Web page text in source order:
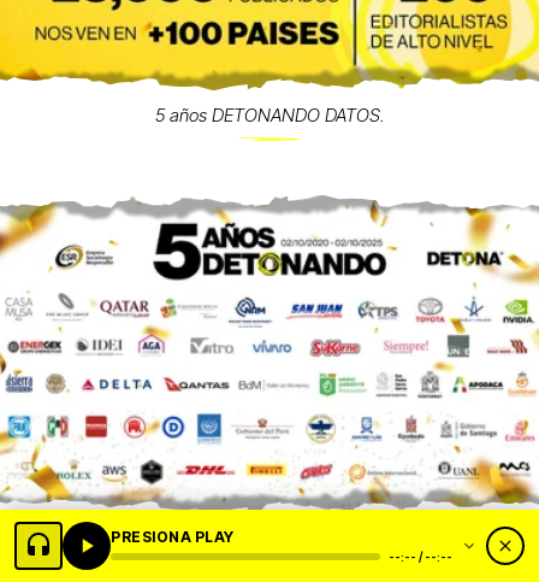
5 años DETONANDO DATOS.
50 sponsors. 5 años DETONANDO... topen chivas y chillen llantas.
PRESIONA PLAY
--:-- / --:--